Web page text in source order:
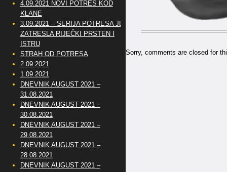
Sorry, comments are closed for
4.09.2021 NOVI POTRES KOD
KLANE
3.09.2021 – SERIJA POTRESA JE
ZATRESLA RIJEČKI PRSTEN I
ISTRU
STRAH OD POTRESA
2.09.2021
1.09.2021
DNEVNIK AUGUST 2021 –
31.08.2021
DNEVNIK AUGUST 2021 –
30.08.2021
DNEVNIK AUGUST 2021 –
29.08.2021
DNEVNIK AUGUST 2021 –
28.08.2021
DNEVNIK AUGUST 2021 –